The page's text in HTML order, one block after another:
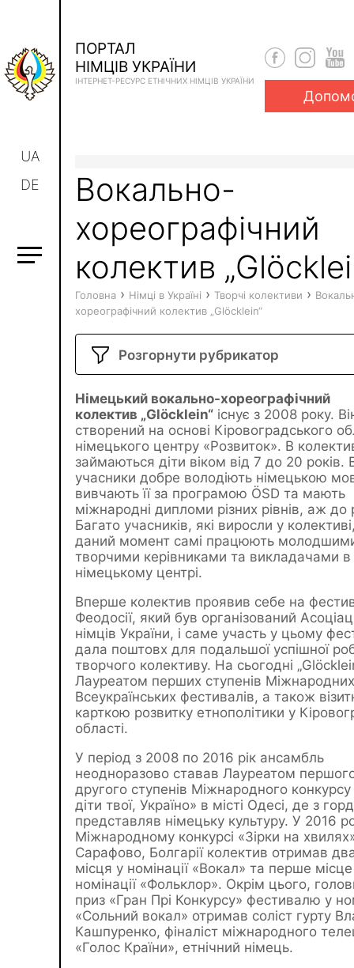
UA
DE
ПОРТАЛ
НІМЦІВ УКРАЇНИ
ІНТЕРНЕТ-РЕСУРС ЕТНІЧНИХ НІМЦІВ УКРАЇНИ
Вокально-
хореографічний
колектив
Головна › Німці в Україні › Творчі колективи ›
хореографічний колектив „Glöcklein“
Розгорнути рубрикатор
Німецький вокально-хореографічний
колектив „Glöcklein“ існує з 2008 року.
створений на основі Кіровоградського
німецького центру «Розвиток». В
займаються діти віком від 7 до 20 років.
учасники добре володіють німецькою
вивчають її за програмою ÖSD та мають
міжнародні дипломи різних рівнів, аж до
Багато учасників, які виросли у
даний момент самі працюють
творчими керівниками та викладачами в
німецькому центрі.
Вперше колектив проявив себе на
Феодосії, який був організований
німців України, і саме участь у цьому
дала поштовх для подальшої успішної
творчого колективу. На сьогодні
Лауреатом перших ступенів
Всеукраїнських фестивалів, а також
карткою розвитку етнополітики у
області.
У період з 2008 по 2016 рік ансамбль
неодноразово ставав Лауреатом
другого ступенів Міжнародного конкурсу
діти твої, Україно» в місті Одесі, де з
представляв німецьку культуру. У 2016
Міжнародному конкурсі «Зірки на
Сарафово, Болгарії колектив отримав
місця у номінації «Вокал» та перше
номінації «Фольклор». Окрім цього,
приз «Гран Прі Конкурсу» фестивалю у
«Сольний вокал» отримав соліст гурту
Кашпуренко, фіналіст міжнародного
«Голос Країни», етнічний німець.